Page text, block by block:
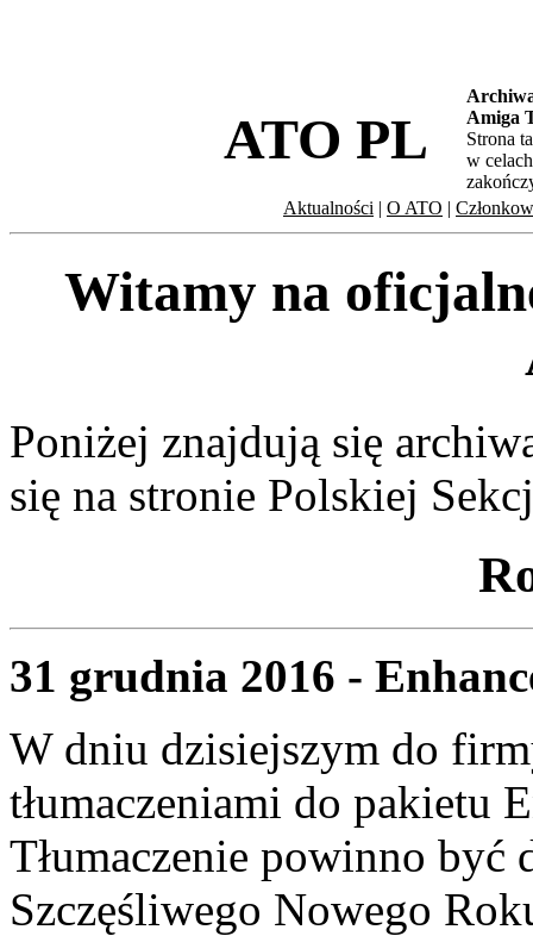
ATO PL
Amiga
Strona
w
Aktualności | O ATO |
Witamy na
Poniżej znajdują się
się na stronie Polskiej
31 grudnia 2016 -
W dniu dzisiejszym do
tłumaczeniami do pakietu
Tłumaczenie powinno być
Szczęśliwego Nowego